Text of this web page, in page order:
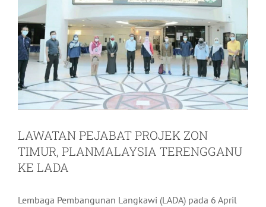
LAWATAN PEJABAT PROJEK ZON
TIMUR, PLANMALAYSIA TERENGGANU
KE LADA
Lembaga Pembangunan Langkawi (LADA) pada 6 April